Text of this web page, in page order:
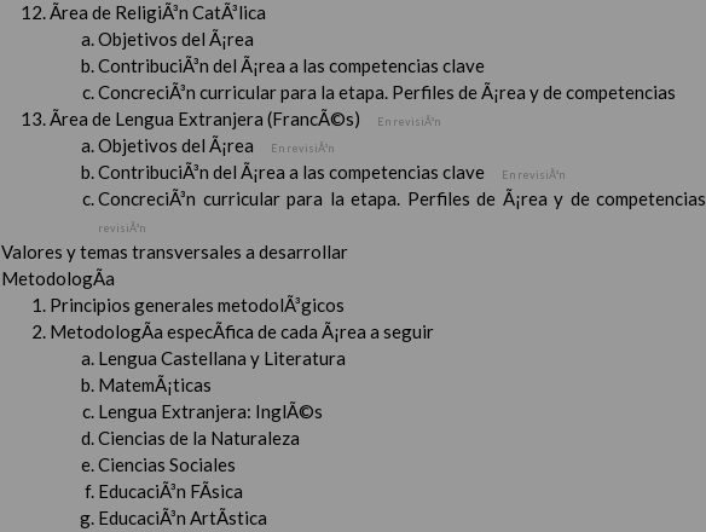
Ãrea de ReligiÃ³n CatÃ³lica
Objetivos del Ã¡rea
ContribuciÃ³n del Ã¡rea a las competencias clave
ConcreciÃ³n curricular para la etapa. Perfiles de Ã¡rea y de competencias
Ãrea de Lengua Extranjera (FrancÃ©s)
En revisiÃ³n
Objetivos del Ã¡rea En revisiÃ³n
ContribuciÃ³n del Ã¡rea a las competencias clave En revisiÃ³n
ConcreciÃ³n curricular para la etapa. Perfiles de Ã¡rea y de competencias
revisiÃ³n
Valores y temas transversales a desarrollar
MetodologÃ­a
Principios generales metodolÃ³gicos
MetodologÃ­a especÃ­fica de cada Ã¡rea a seguir
Lengua Castellana y Literatura
MatemÃ¡ticas
Lengua Extranjera: InglÃ©s
Ciencias de la Naturaleza
Ciencias Sociales
EducaciÃ³n FÃ­sica
EducaciÃ³n ArtÃ­stica